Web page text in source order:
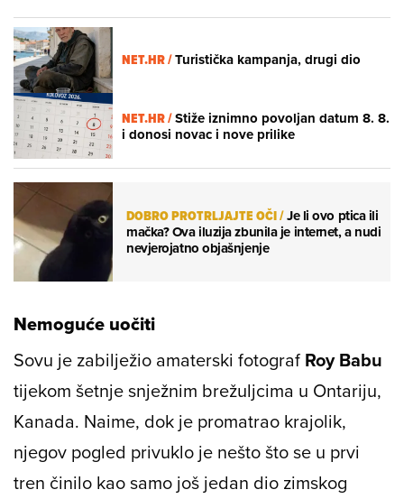
NET.HR /Turistička kampanja, drugi dio
NET.HR /Stiže iznimno povoljan datum 8. 8.
i donosi novac i nove prilike
DOBRO PROTRLJAJTE OČI/Je li ovo ptica ili
mačka? Ova iluzija zbunila je internet, a nudi
nevjerojatno objašnjenje
Nemoguće uočiti
Sovu je zabilježio amaterski fotograf Roy Babu
tijekom šetnje snježnim brežuljcima u Ontariju,
Kanada. Naime, dok je promatrao krajolik,
njegov pogled privuklo je nešto što se u prvi
tren činilo kao samo još jedan dio zimskog